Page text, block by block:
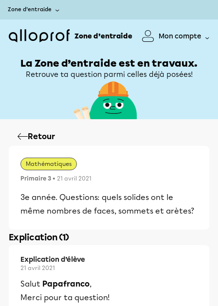
Zone d’entraide
Zone d’entraide Mon compte
La Zone d’entraide est en travaux.
Retrouve ta question parmi celles déjà posées!
Retour
Mathématiques
Primaire 3 • 21 avril 2021
3e année. Questions: quels solides ont le
même nombres de faces, sommets et arètes?
Explication (1)
Explication d’élève
21 avril 2021
Salut Papafranco,
Merci pour ta question!